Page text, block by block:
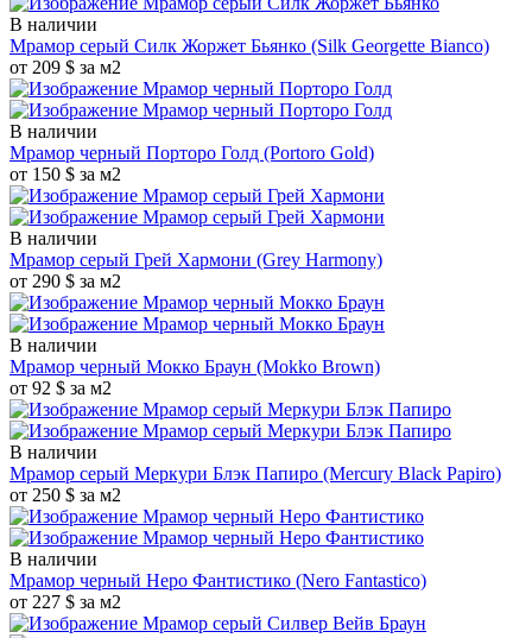
В наличии
Мрамор серый Силк Жоржет Бьянко (Silk Georgette Bianco)
от 209 $ за м2
В наличии
Мрамор черный Порторо Голд (Portoro Gold)
от 150 $ за м2
В наличии
Мрамор серый Грей Хармони (Grey Harmony)
от 290 $ за м2
В наличии
Мрамор черный Мокко Браун (Mokko Brown)
от 92 $ за м2
В наличии
Мрамор серый Меркури Блэк Папиро (Mercury Black Papiro)
от 250 $ за м2
В наличии
Мрамор черный Неро Фантистико (Nero Fantastico)
от 227 $ за м2